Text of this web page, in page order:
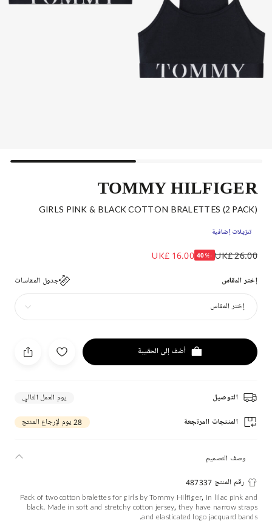
TOMMY HILFIGER
GIRLS PINK & BLACK COTTON BRALETTES (2 PACK)
تنزيلات إضافية
UK£ 26.00
-40%
UK£ 16.00
إختر المقاس جدول المقاسات
إختر المقاس
أضف إلى الحقيبة
التوصيل يوم العمل التالي
المنتجات المرتجعة 28 يوم لإرجاع المنتج
وصف التصميم
رقم المنتج 487337
Pack of two cotton bralettes for girls by Tommy Hilfiger, in lilac pink and
black. Made in soft and stretchy cotton jersey, they have narrow straps
and elasticated logo jacquard bands.